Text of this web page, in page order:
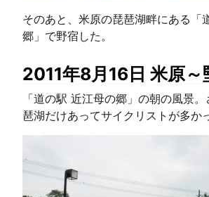
そのあと、米原の琵琶湖畔にある「
郷」で野宿した。
2011年8月16日 米原～
「道の駅 近江母の郷」の朝の風景
琶湖だけあってサイクリストが多か